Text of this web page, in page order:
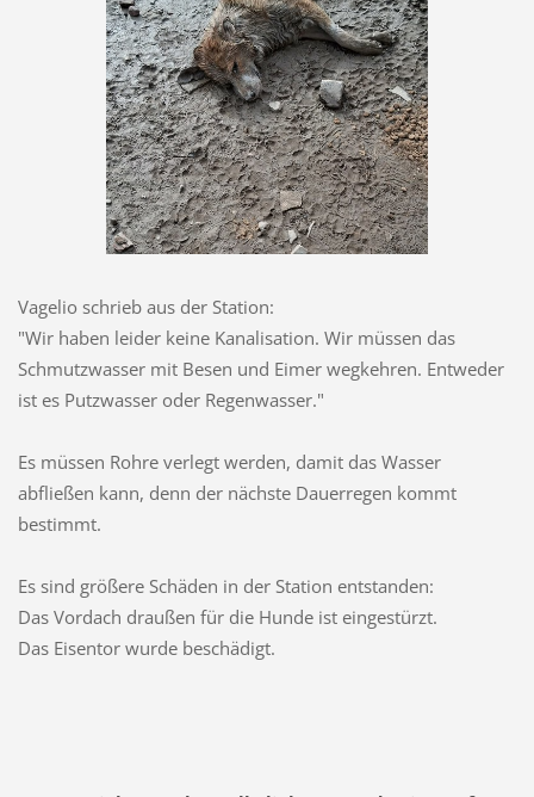
Vagelio schrieb aus der Station:
"Wir haben leider keine Kanalisation. Wir müssen das
Schmutzwasser mit Besen und Eimer wegkehren. Entweder
ist es Putzwasser oder Regenwasser."
Es müssen Rohre verlegt werden, damit das Wasser
abfließen kann, denn der nächste Dauerregen kommt
bestimmt.
Es sind größere Schäden in der Station entstanden:
Das Vordach draußen für die Hunde ist eingestürzt.
Das Eisentor wurde beschädigt.